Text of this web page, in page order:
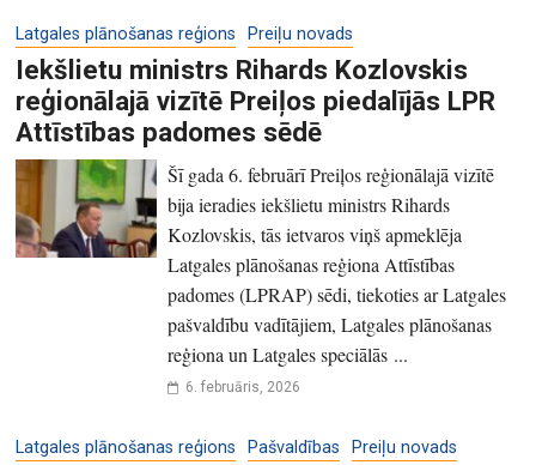
Latgales plānošanas reģions Preiļu novads
Iekšlietu ministrs Rihards Kozlovskis
reģionālajā vizītē Preiļos piedalījās LPR
Attīstības padomes sēdē
Šī gada 6. februārī Preiļos reģionālajā vizītē
bija ieradies iekšlietu ministrs Rihards
Kozlovskis, tās ietvaros viņš apmeklēja
Latgales plānošanas reģiona Attīstības
padomes (LPRAP) sēdi, tiekoties ar Latgales
pašvaldību vadītājiem, Latgales plānošanas
reģiona un Latgales speciālās ...
6. februāris, 2026
Latgales plānošanas reģions Pašvaldības Preiļu novads